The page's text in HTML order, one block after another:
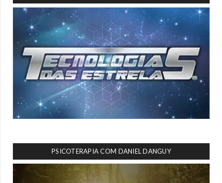
PSICOTERAPIA COM DANIEL DANGUY